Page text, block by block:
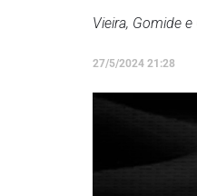
Vieira, Gomide
27/5/2024 21:28